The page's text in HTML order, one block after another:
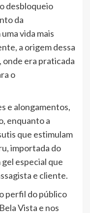
desbloqueio
da
vida mais
a origem dessa
era praticada
o
e alongamentos,
enquanto a
que estimulam
importada do
especial que
e cliente.
perfil do público
Vista e nos